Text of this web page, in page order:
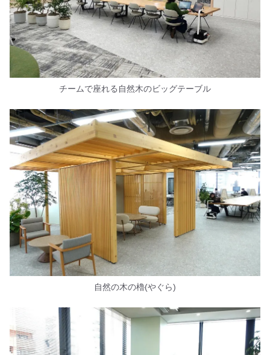
チームで座れる自然木のビッグテーブル
自然の木の櫓(やぐら)